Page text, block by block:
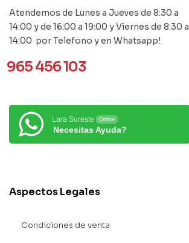
Atendemos de Lunes a Jueves de 8:30 a
14:00 y de 16:00 a 19:00 y Viernes de 8:30 a
14:00 por Telefono y en Whatsapp!
965 456 103
Lara Sureste Online
Necesitas Ayuda?
Aspectos Legales
Condiciones de venta